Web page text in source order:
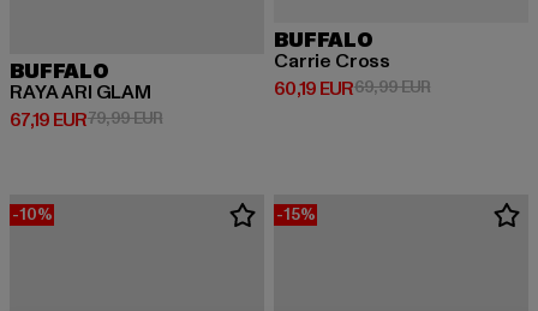
BUFFALO
RAYA ARI GLAM
67,19 EUR
Derzeitiger Preis: 67,19 EUR
79,99 EURAktionspreis: 79,99 EUR
BUFFALO
Carrie Cross
60,19 EUR
Derzeitiger Preis: 60,19 EUR
69,99 EURAktionspreis:
-10% -15%